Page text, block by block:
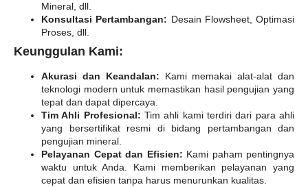
Mineral, dll.
Konsultasi Pertambangan: Desain Flowsheet, Optimasi
Proses, dll.
Keunggulan Kami:
Akurasi dan Keandalan: Kami memakai alat-alat dan
teknologi modern untuk memastikan hasil pengujian yang
tepat dan dapat dipercaya.
Tim Ahli Profesional: Tim ahli kami terdiri dari para ahli
yang bersertifikat resmi di bidang pertambangan dan
pengujian mineral.
Pelayanan Cepat dan Efisien: Kami paham pentingnya
waktu untuk Anda. Kami memberikan pelayanan yang
cepat dan efisien tanpa harus menurunkan kualitas.